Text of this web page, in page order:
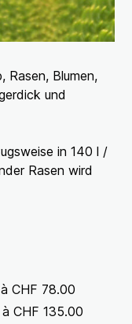
Rasen, Blumen,
und
in 140 l /
Rasen wird
CHF 78.00
CHF 135.00